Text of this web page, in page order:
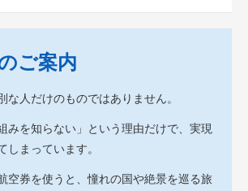
ご案内
な人だけのものではありません。
みを知らない」という理由だけで、実現
しまっています。
空券を使うと、憧れの国や絶景を巡る旅